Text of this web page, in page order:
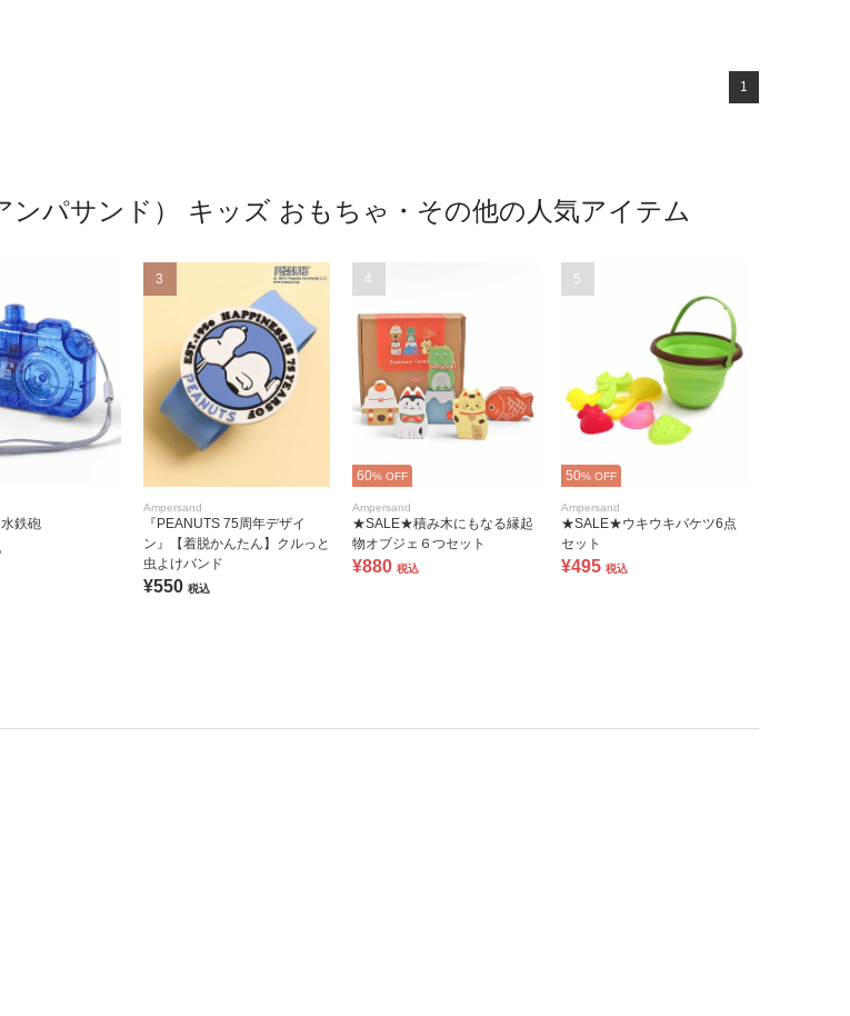
1
ンパサンド） キッズ おもちゃ・その他の人気アイテム
鉄砲
3
Ampersand
『PEANUTS 75周年デザイ
ン』【着脱かんたん】クルっと
虫よけバンド
¥550 税込
4
60% OFF
Ampersand
★SALE★積み木にもなる縁起
物オブジェ６つセット
¥880 税込
5
50% OFF
Ampersand
★SALE★ウキウキバケツ6点
セット
¥495 税込